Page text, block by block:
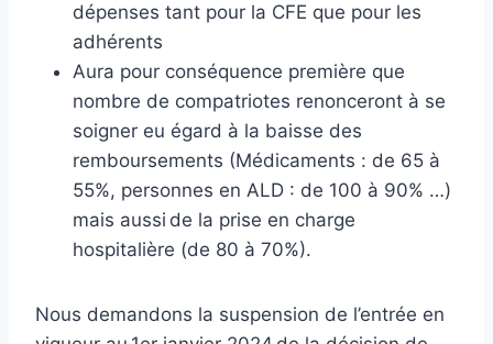
dépenses tant pour la CFE que pour les
adhérents
Aura pour conséquence première que
nombre de compatriotes renonceront à se
soigner eu égard à la baisse des
remboursements (Médicaments : de 65 à
55%, personnes en ALD : de 100 à 90% …)
mais aussi de la prise en charge
hospitalière (de 80 à 70%).
Nous demandons la suspension de l’entrée en